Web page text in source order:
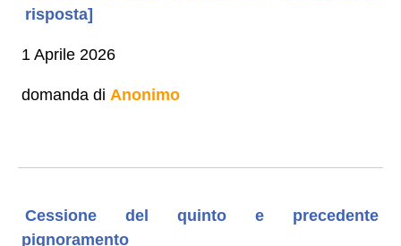
risposta]
1 Aprile 2026
domanda di Anonimo
Cessione del quinto e precedente
pignoramento